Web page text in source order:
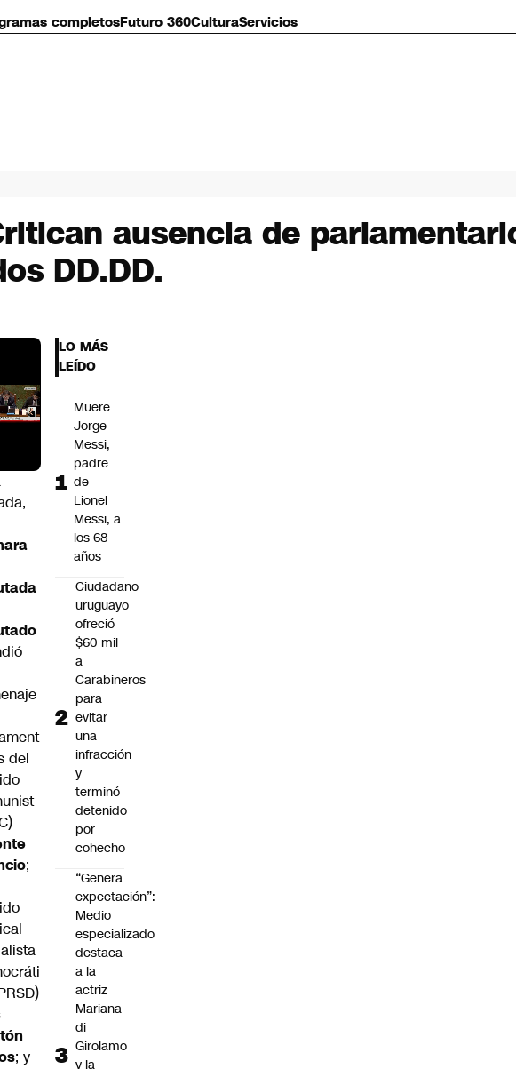
completosFuturo 360CulturaServicios
ausencia de
DD.DD.
del
;
; y
LO MÁS
LEÍDO
Muere
Jorge
Messi,
padre
de
Lionel
Messi, a
los 68
años
Ciudadano
uruguayo
ofreció
$60 mil
a
Carabineros
para
evitar
una
infracción
y
terminó
detenido
por
cohecho
“Genera
expectación”:
Medio
especializado
destaca
a la
actriz
Mariana
di
Girolamo
y la